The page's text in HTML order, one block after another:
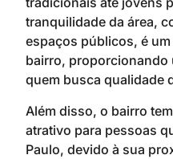
tranquilidade da área,
espaços públicos, é
bairro, proporcionando
quem busca qualidade
Além disso, o bairro
atrativo para pessoas
Paulo, devido à sua